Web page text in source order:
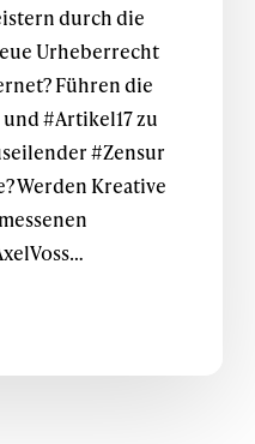
durch die
Urheberrecht
Führen die
#Artikel17 zu
#Zensur
Werden Kreative